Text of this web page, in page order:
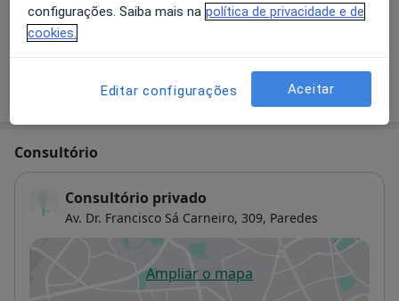
Sem informação sobre serviços e preços
Este especialista ainda não adicionou nenhuma
Consultório
Consultório privado
Av. Dr. Francisco Sá Carneiro, 309, Paredes
Ampliar o mapaabre num novo separador
configurações. Saiba mais na política de privacidade e de
cookies.
Editar configurações Aceitar